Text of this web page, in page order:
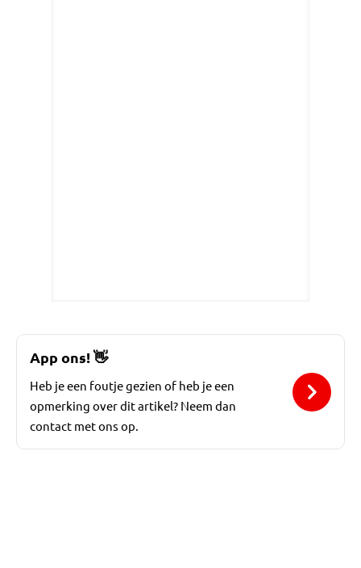
App ons!👋
Heb je een foutje gezien of heb je een
opmerking over dit artikel? Neem dan
contact met ons op.